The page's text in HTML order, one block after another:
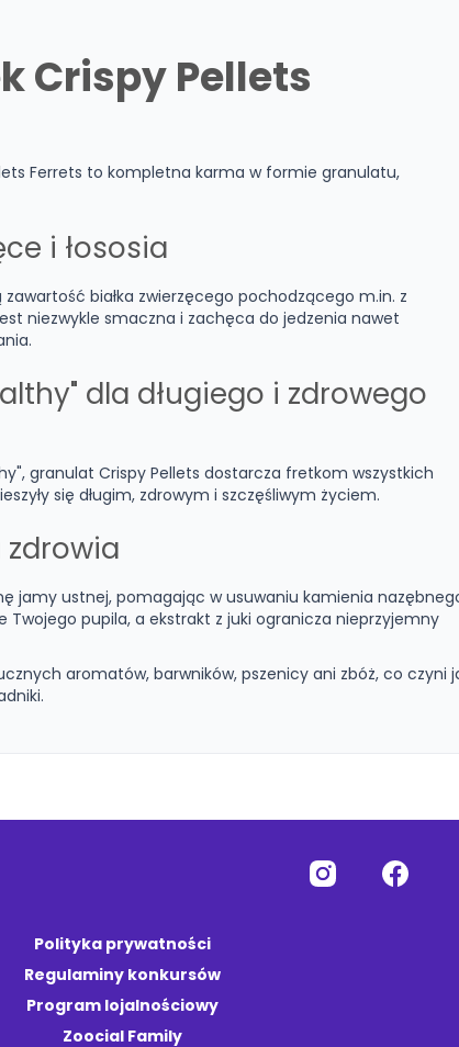
Crispy Pellets
Ferrets to kompletna karma w formie granulatu,
i łososia
białka zwierzęcego pochodzącego m.in. z
niezwykle smaczna i zachęca do jedzenia nawet
dla długiego i zdrowego
granulat Crispy Pellets dostarcza fretkom wszystkich
się długim, zdrowym i szczęśliwym życiem.
zdrowia
jamy ustnej, pomagając w usuwaniu kamienia
Twojego pupila, a ekstrakt z juki ogranicza nieprzyjemny
aromatów, barwników, pszenicy ani zbóż, co czyni
Polityka prywatności
Regulaminy konkursów
Program lojalnościowy
Zoocial Family